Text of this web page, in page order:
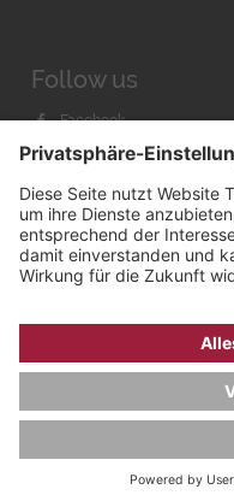
Follow us
Facebook
Instagram
Bachmann
DATENSCHUTZ